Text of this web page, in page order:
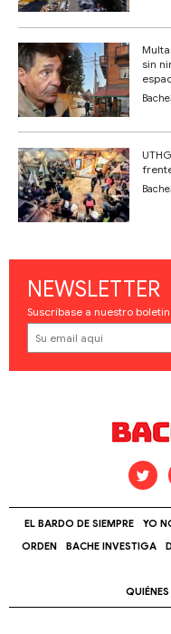
sin
NEWSLETTER
Suscríbase a nuestro
EL BARDO DE SIEMPRE YO
ORDEN
BACHE INVESTIGA